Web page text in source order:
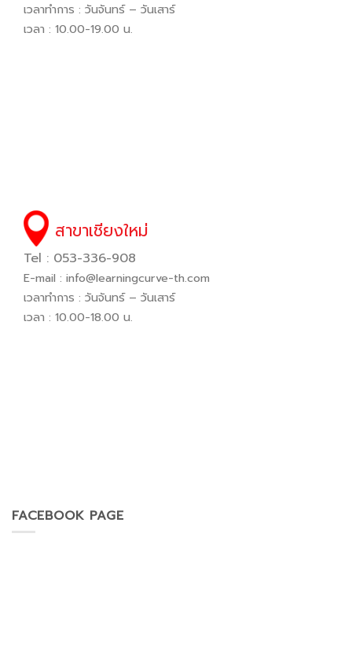
เวลาทำการ : วันจันทร์ – วันเสาร์
เวลา : 10.00-19.00 น.
สาขาเชียงใหม่
Tel : 053-336-908
E-mail : info@learningcurve-th.com
เวลาทำการ : วันจันทร์ – วันเสาร์
เวลา : 10.00-18.00 น.
FACEBOOK PAGE